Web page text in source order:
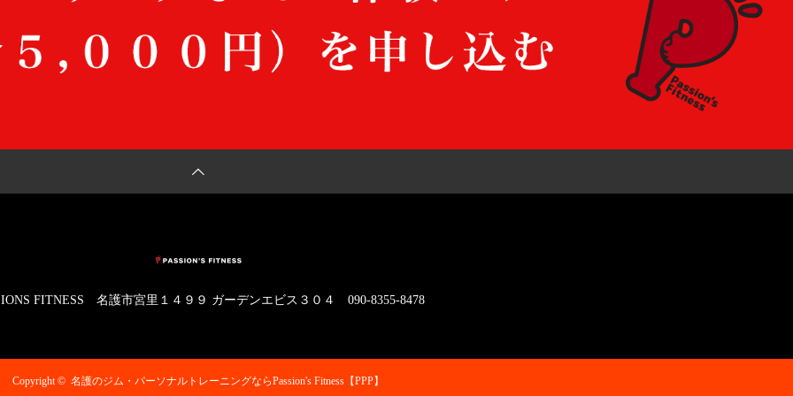
FITNESS 名護市宮里１４９９ ガーデンエビス３０４ 090-8355-8478
Copyright © 名護のジム・パーソナルトレーニングならPassion's Fitness【PPP】